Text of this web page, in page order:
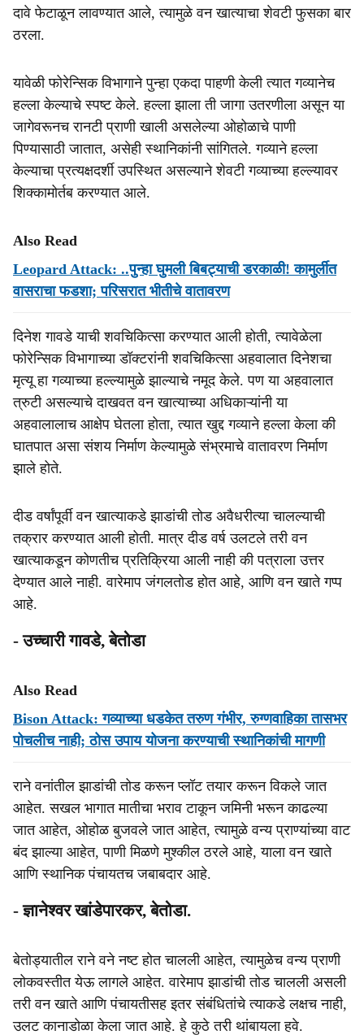
दावे फेटाळून लावण्यात आले, त्यामुळे वन खात्याचा शेवटी फुसका बार
ठरला.
यावेळी फोरेन्सिक विभागाने पुन्हा एकदा पाहणी केली त्यात गव्यानेच
हल्ला केल्याचे स्पष्ट केले. हल्ला झाला ती जागा उतरणीला असून या
जागेवरूनच रानटी प्राणी खाली असलेल्या ओहोळाचे पाणी
पिण्यासाठी जातात, असेही स्थानिकांनी सांगितले. गव्याने हल्ला
केल्याचा प्रत्यक्षदर्शी उपस्थित असल्याने शेवटी गव्याच्या हल्ल्यावर
शिक्कामोर्तब करण्यात आले.
Also Read
Leopard Attack: ..पुन्हा घुमली बिबट्याची डरकाळी! कामुर्लीत
वासराचा फडशा; परिसरात भीतीचे वातावरण
दिनेश गावडे याची शवचिकित्सा करण्यात आली होती, त्यावेळेला
फोरेन्सिक विभागाच्या डॉक्टरांनी शवचिकित्सा अहवालात दिनेशचा
मृत्यू हा गव्याच्या हल्ल्यामुळे झाल्याचे नमूद केले. पण या अहवालात
त्रुटी असल्याचे दाखवत वन खात्याच्या अधिकाऱ्यांनी या
अहवालालाच आक्षेप घेतला होता, त्यात खुद्द गव्याने हल्ला केला की
घातपात असा संशय निर्माण केल्यामुळे संभ्रमाचे वातावरण निर्माण
झाले होते.
दीड वर्षांपूर्वी वन खात्याकडे झाडांची तोड अवैधरीत्या चालल्याची
तक्रार करण्यात आली होती. मात्र दीड वर्ष उलटले तरी वन
खात्याकडून कोणतीच प्रतिक्रिया आली नाही की पत्राला उत्तर
देण्यात आले नाही. वारेमाप जंगलतोड होत आहे, आणि वन खाते गप्प
आहे.
- उच्चारी गावडे, बेतोडा
Also Read
Bison Attack: गव्याच्या धडकेत तरुण गंभीर, रुग्णवाहिका तासभर
पोचलीच नाही; ठोस उपाय योजना करण्याची स्थानिकांची मागणी
राने वनांतील झाडांची तोड करून प्लॉट तयार करून विकले जात
आहेत. सखल भागात मातीचा भराव टाकून जमिनी भरून काढल्या
जात आहेत, ओहोळ बुजवले जात आहेत, त्यामुळे वन्य प्राण्यांच्या वाट
बंद झाल्या आहेत, पाणी मिळणे मुश्कील ठरले आहे, याला वन खाते
आणि स्थानिक पंचायतच जबाबदार आहे.
- ज्ञानेश्‍वर खांडेपारकर, बेतोडा.
बेतोड्यातील राने वने नष्ट होत चालली आहेत, त्यामुळेच वन्य प्राणी
लोकवस्तीत येऊ लागले आहेत. वारेमाप झाडांची तोड चालली असली
तरी वन खाते आणि पंचायतीसह इतर संबंधितांचे त्याकडे लक्षच नाही,
उलट कानाडोळा केला जात आहे. हे कुठे तरी थांबायला हवे.